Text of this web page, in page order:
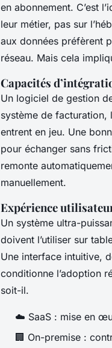
en abonnement. C’est
leur métier, pas sur
aux données préfèrent
réseau. Mais cela
Capacités
Un logiciel de gestion
système de facturation,
entrent en jeu. Une
pour échanger sans
remonte
manuellement.
Expérience
Un système ultra-
doivent l’utiliser sur
Une interface intuitive,
conditionne l’adoption
soit-il.
☁️ SaaS : mise en
🏢 On-premise :